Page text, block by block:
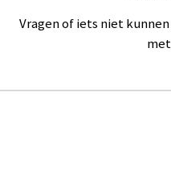
Vragen of iets niet